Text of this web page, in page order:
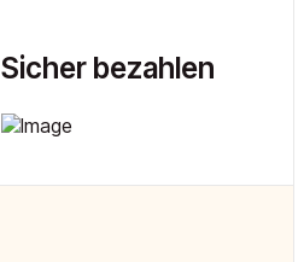
Sicher bezahlen